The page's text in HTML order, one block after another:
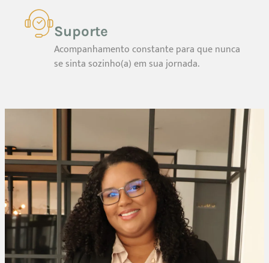
Suporte
Acompanhamento constante para que nunca
se sinta sozinho(a) em sua jornada.